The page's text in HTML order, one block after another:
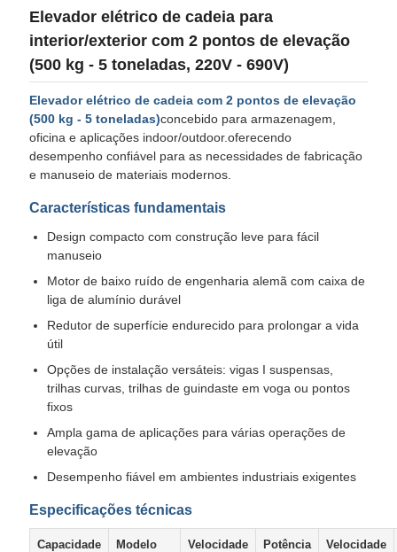
Elevador elétrico de cadeia para
interior/exterior com 2 pontos de elevação
(500 kg - 5 toneladas, 220V - 690V)
Elevador elétrico de cadeia com 2 pontos de elevação
(500 kg - 5 toneladas)concebido para armazenagem,
oficina e aplicações indoor/outdoor.oferecendo
desempenho confiável para as necessidades de fabricação
e manuseio de materiais modernos.
Características fundamentais
Design compacto com construção leve para fácil
manuseio
Motor de baixo ruído de engenharia alemã com caixa de
liga de alumínio durável
Redutor de superfície endurecido para prolongar a vida
útil
Opções de instalação versáteis: vigas I suspensas,
trilhas curvas, trilhas de guindaste em voga ou pontos
fixos
Ampla gama de aplicações para várias operações de
elevação
Desempenho fiável em ambientes industriais exigentes
Especificações técnicas
Capacidade
Modelo
Velocidade
Potência
Velocidade